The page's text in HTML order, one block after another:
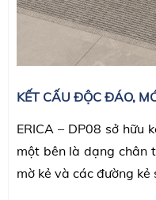
KẾT CẤU ĐỘC ĐÁO,
ERICA – DP08 sở
một bên là dạng chân
mờ kẻ và các đường